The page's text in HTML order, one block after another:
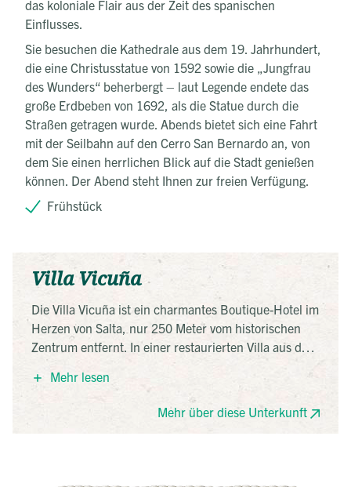
das koloniale Flair aus der Zeit des spanischen
Einflusses.
Sie besuchen die Kathedrale aus dem 19. Jahrhundert,
die eine Christusstatue von 1592 sowie die „Jungfrau
des Wunders“ beherbergt – laut Legende endete das
große Erdbeben von 1692, als die Statue durch die
Straßen getragen wurde. Abends bietet sich eine Fahrt
mit der Seilbahn auf den Cerro San Bernardo an, von
dem Sie einen herrlichen Blick auf die Stadt genießen
können. Der Abend steht Ihnen zur freien Verfügung.
Frühstück
Villa Vicuña
Die Villa Vicuña ist ein charmantes Boutique-Hotel im
Herzen von Salta, nur 250 Meter vom historischen
Zentrum entfernt. In einer restaurierten Villa aus dem
frühen 20. Jahrhundert bietet es zwölf individuell
gestaltete Zimmer im eleganten kolonial-spanischen
Stil. Gäste können im schönen Innenhof entspannen
oder im Pool eine Erfrischung genießen.
Mehr lesen
Mehr über diese Unterkunft